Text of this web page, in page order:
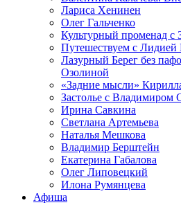
Лариса Хенинен
Олег Гальченко
Культурный променад с
Путешествуем с Лидией
Лазурный Берег без
Озолиной
«Задние мысли»
Застолье с Владимиром
Ирина Савкина
Светлана Артемьева
Наталья Мешкова
Владимир Берштейн
Екатерина Габалова
Олег Липовецкий
Илона Румянцева
Афиша